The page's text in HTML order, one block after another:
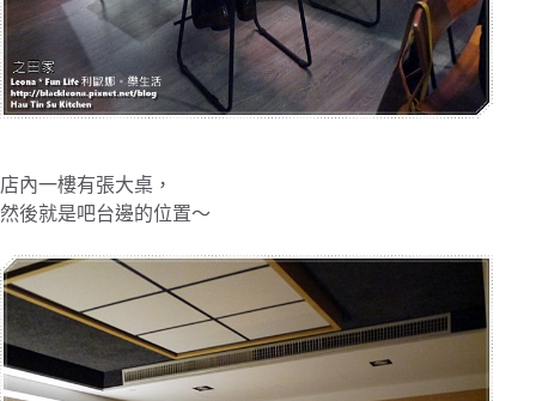
店內一樓有張大桌，
然後就是吧台邊的位置～